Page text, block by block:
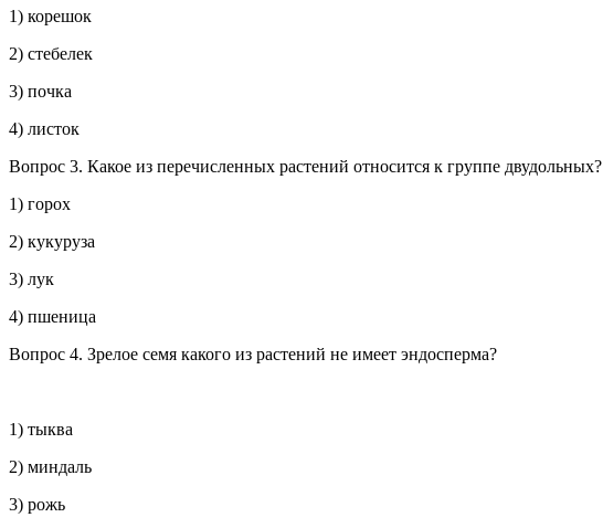
1) корешок
2) стебелек
3) почка
4) листок
Вопрос 3. Какое из перечисленных растений относится к группе двудольных?
1) горох
2) кукуруза
3) лук
4) пшеница
Вопрос 4. Зрелое семя какого из растений не имеет эндосперма?
1) тыква
2) миндаль
3) рожь